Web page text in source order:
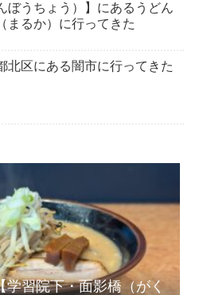
ぼうちょう）】にあるうどん
まるか）に行ってきた
北区にある闇市に行ってきた
学習院下・面影橋（がく